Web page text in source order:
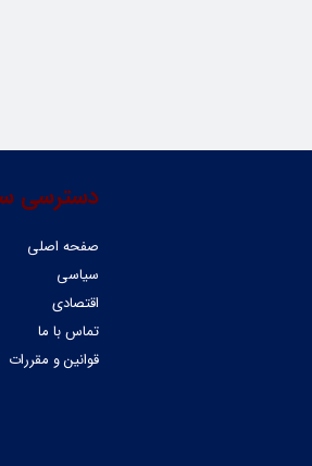
دسترسی
صفحه اصلی
سیاسی
اقتصادی
تماس با ما
قوانین و مقررات